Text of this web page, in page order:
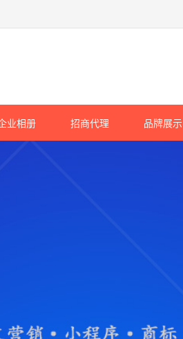
业相册 招商代理 品牌展示